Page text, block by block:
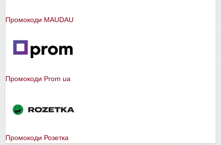
Промокоди MAUDAU
Промокоди Prom ua
Промокоди Розетка